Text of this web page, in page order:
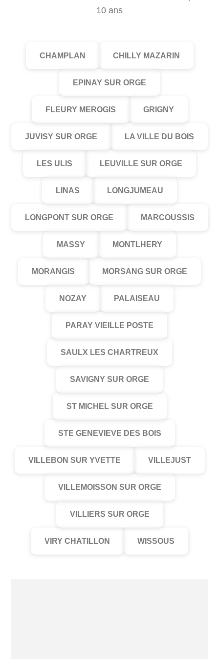
10 ans
CHAMPLAN CHILLY MAZARIN
EPINAY SUR ORGE
FLEURY MEROGIS GRIGNY
JUVISY SUR ORGE LA VILLE DU BOIS
LES ULIS LEUVILLE SUR ORGE
LINAS LONGJUMEAU
LONGPONT SUR ORGE MARCOUSSIS
MASSY MONTLHERY
MORANGIS MORSANG SUR ORGE
NOZAY PALAISEAU
PARAY VIEILLE POSTE
SAULX LES CHARTREUX
SAVIGNY SUR ORGE
ST MICHEL SUR ORGE
STE GENEVIEVE DES BOIS
VILLEBON SUR YVETTE VILLEJUST
VILLEMOISSON SUR ORGE
VILLIERS SUR ORGE
VIRY CHATILLON WISSOUS